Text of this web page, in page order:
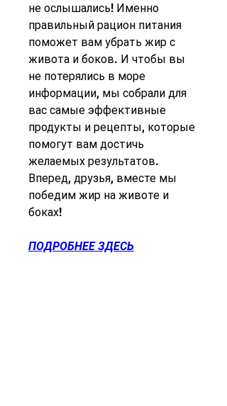
не ослышались! Именно
правильный рацион питания
поможет вам убрать жир с
живота и боков. И чтобы вы
не потерялись в море
информации, мы собрали для
вас самые эффективные
продукты и рецепты, которые
помогут вам достичь
желаемых результатов.
Вперед, друзья, вместе мы
победим жир на животе и
боках!
ПОДРОБНЕЕ ЗДЕСЬ